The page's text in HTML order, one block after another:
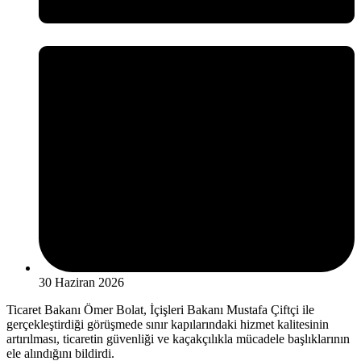
30 Haziran 2026
Ticaret Bakanı Ömer Bolat, İçişleri Bakanı Mustafa Çiftçi ile
gerçekleştirdiği görüşmede sınır kapılarındaki hizmet kalitesinin
artırılması, ticaretin güvenliği ve kaçakçılıkla mücadele başlıklarının
ele alındığını bildirdi.